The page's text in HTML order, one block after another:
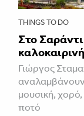
THINGS TO DO
Στο
Γιώργος
αναλαμβάνουν
μουσική,
ποτό